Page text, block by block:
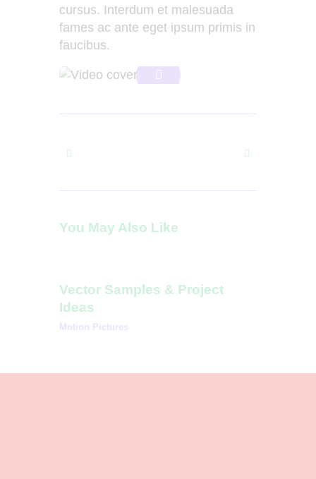
cursus. Interdum et malesuada
fames ac ante eget ipsum primis in
faucibus.
You May Also Like
Vector Samples & Project
Ideas
Motion Pictures